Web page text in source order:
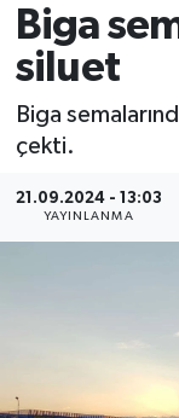
Biga
siluet
Biga
çekti.
21.09.2024 - 13:03
YAYINLANMA
Dünya
Ekonomi
Genel
Hava
İlan
Son Dakika